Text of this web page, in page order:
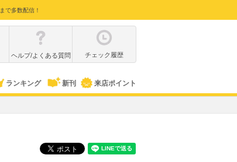
で多数配信！
ヘルプ/よくある質問 チェック履歴
ランキング 新刊 来店ポイント